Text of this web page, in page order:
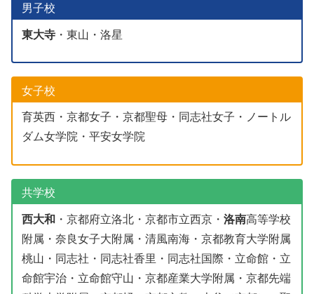
男子校
東大寺・東山・洛星
女子校
育英西・京都女子・京都聖母・同志社女子・ノートル
ダム女学院・平安女学院
共学校
西大和・京都府立洛北・京都市立西京・ 洛南高等学校
附属・奈良女子大附属・清風南海・京都教育大学附属
桃山・同志社・同志社香里・同志社国際・立命館・立
命館宇治・立命館守山・京都産業大学附属・京都先端